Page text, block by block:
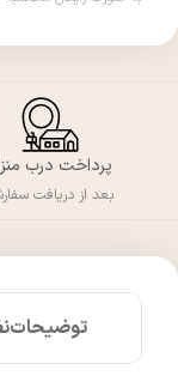
پرداخت درب
بعد از دریافت
توضیحات